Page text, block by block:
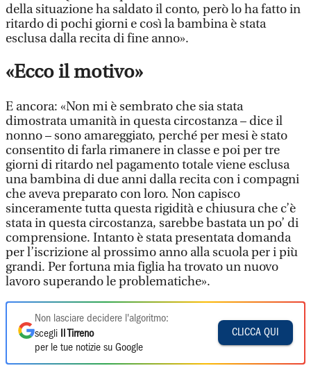
della situazione ha saldato il conto, però lo ha fatto in
ritardo di pochi giorni e così la bambina è stata
esclusa dalla recita di fine anno».
«Ecco il motivo»
E ancora: «Non mi è sembrato che sia stata
dimostrata umanità in questa circostanza – dice il
nonno – sono amareggiato, perché per mesi è stato
consentito di farla rimanere in classe e poi per tre
giorni di ritardo nel pagamento totale viene esclusa
una bambina di due anni dalla recita con i compagni
che aveva preparato con loro. Non capisco
sinceramente tutta questa rigidità e chiusura che c’è
stata in questa circostanza, sarebbe bastata un po’ di
comprensione. Intanto è stata presentata domanda
per l’iscrizione al prossimo anno alla scuola per i più
grandi. Per fortuna mia figlia ha trovato un nuovo
lavoro superando le problematiche».
Non lasciare decidere l'algoritmo:
scegli
Il Tirreno
per le tue notizie su Google
CLICCA QUI